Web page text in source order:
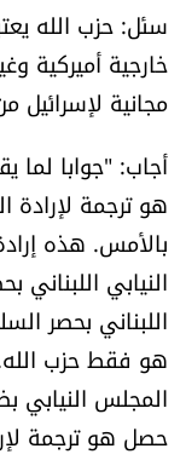
سئل: حزب الله
خارجية أميركية
مجانية
أجاب: "جوابا لما
هو ترجمة
بالأمس. هذه
النيابي
اللبناني بحصر
هو فقط حزب
المجلس النيابي
حصل هو ترجمة